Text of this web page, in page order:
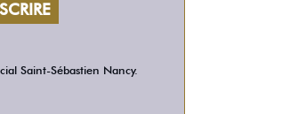
Saint-Sébastien Nancy.